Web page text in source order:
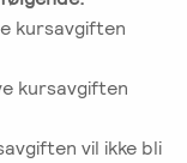
kursavgiften
kursavgiften
vil ikke bli